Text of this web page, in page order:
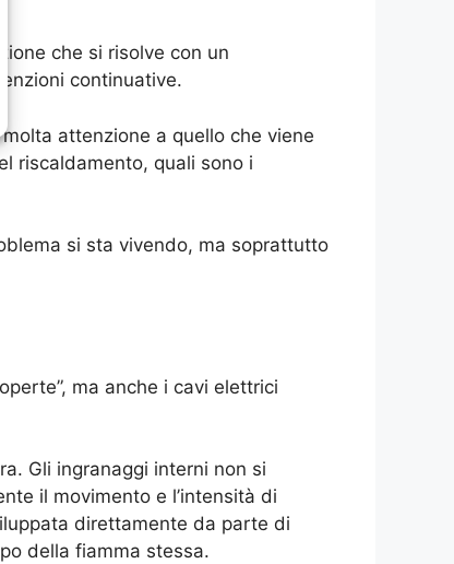
che si risolve con un
continuative.
attenzione a quello che viene
riscaldamento, quali sono i
si sta vivendo, ma soprattutto
ma anche i cavi elettrici
Gli ingranaggi interni non si
il movimento e l’intensità di
direttamente da parte di
della fiamma stessa.